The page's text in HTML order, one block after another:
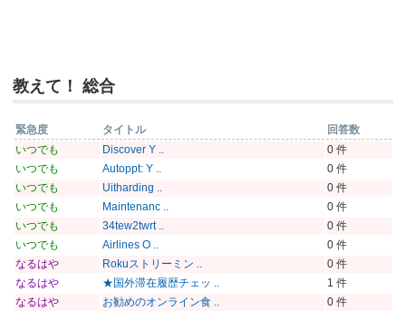
教えて！ 総合
緊急度 タイトル
回答数
いつでも
Discover Y ..
0 件
いつでも
Autoppt: Y ..
0 件
いつでも
Uitharding ..
0 件
いつでも
Maintenanc ..
0 件
いつでも
34tew2twrt ..
0 件
いつでも
Airlines O ..
0 件
なるはや
Rokuストリーミン ..
0 件
なるはや
★国外滞在履歴チェッ ..
1 件
なるはや
お勧めのオンライン食 ..
0 件